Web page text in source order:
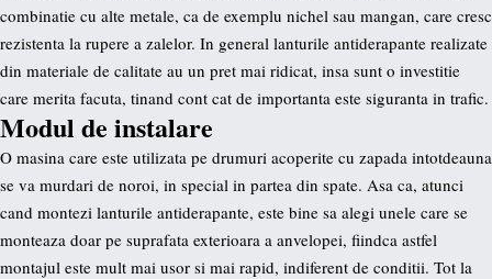
combinatie cu alte metale, ca de exemplu nichel sau mangan, care cresc
rezistenta la rupere a zalelor. In general lanturile antiderapante realizate
din materiale de calitate au un pret mai ridicat, insa sunt o investitie
care merita facuta, tinand cont cat de importanta este siguranta in trafic.
Modul de instalare
O masina care este utilizata pe drumuri acoperite cu zapada intotdeauna
se va murdari de noroi, in special in partea din spate. Asa ca, atunci
cand montezi lanturile antiderapante, este bine sa alegi unele care se
monteaza doar pe suprafata exterioara a anvelopei, fiindca astfel
montajul este mult mai usor si mai rapid, indiferent de conditii. Tot la